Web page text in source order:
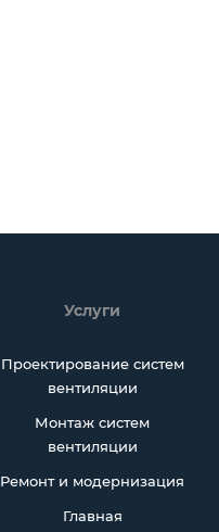
Услуги
Проектирование систем
вентиляции
Монтаж систем
вентиляции
Ремонт и модернизация
Главная